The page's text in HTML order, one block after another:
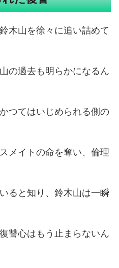
木山を徐々に追い詰めて
の過去も明らかになるん
つてはいじめられる側の
メイトの命を奪い、倫理
ると知り、鈴木山は一瞬
讐心はもう止まらないん